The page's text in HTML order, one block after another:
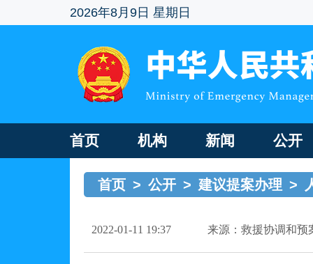
2026年8月9日 星期日
首页 机构 新闻 公开
首页 > 公开 > 建议提案办理 >
2022-01-11 19:37 来源：救援协调和预